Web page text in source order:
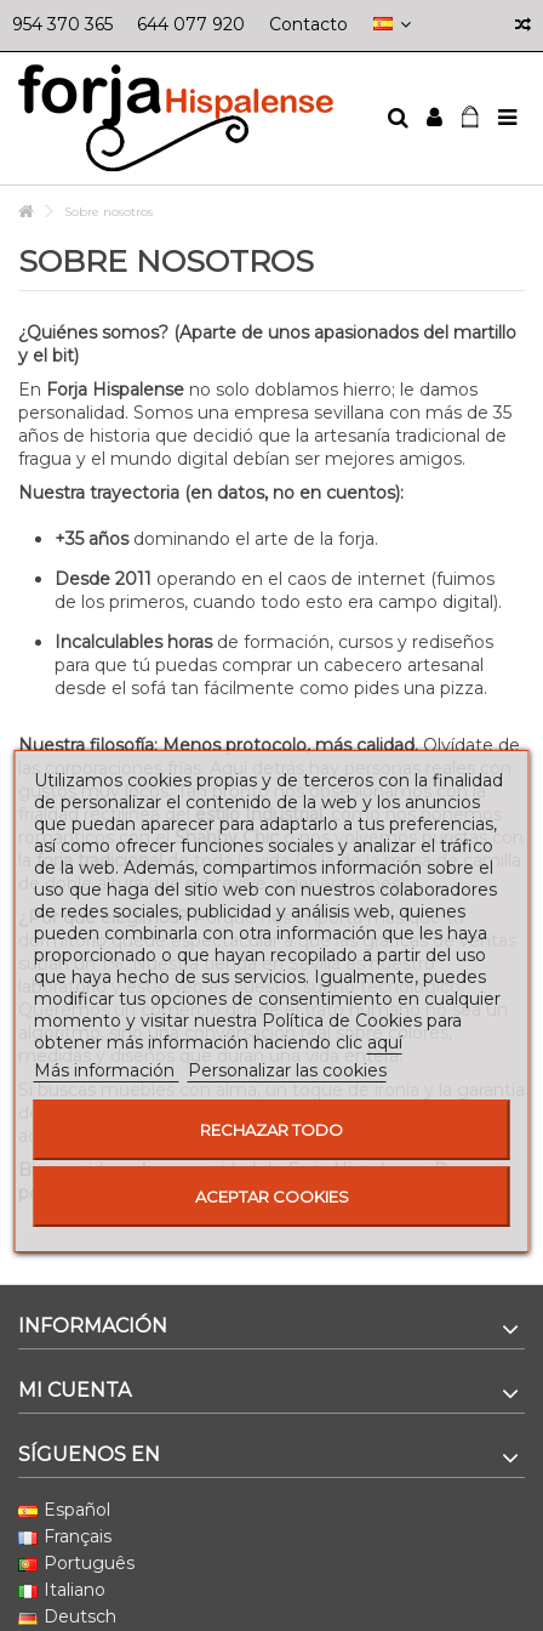
954 370 365 644 077 920 Contacto
Sobre nosotros
SOBRE NOSOTROS
¿Quiénes somos? (Aparte de unos apasionados del martillo
y el bit)
En Forja Hispalense no solo doblamos hierro; le damos
personalidad. Somos una empresa sevillana con más de 35
años de historia que decidió que la artesanía tradicional de
fragua y el mundo digital debían ser mejores amigos.
Nuestra trayectoria (en datos, no en cuentos):
+35 añosdominando el arte de la forja.
Desde 2011 operando en el caos de internet (fuimos
de los primeros, cuando todo esto era campo digital).
Incalculables horasde formación, cursos y rediseños
para que tú puedas comprar un cabecero artesanal
desde el sofá tan fácilmente como pides una pizza.
Nuestra filosofía: Menos protocolo, más calidad.Olvídate de
las corporaciones frías. Aquí detrás hay personas reales con
gustos muy locos. Tan pronto nos obsesionamos con la
frialdad rectilínea delestilo Industrial , como nos ponemos
románticos con elShabby Chico nos volvemos puristas con
laforja tradicionalde toda la vida (sí, la de la mesa de camilla
de doble altura que sobrevive a generaciones).
¿Por qué elegirnos?Porque nos importa más que tu
dormitorio quede espectacular a que las gráficas de ventas
suban un 1%. Nuestra tienda en Sevilla es nuestro
laboratorio y esta web es nuestro sueño tecnológico.
Queremos un comercio donde el trato humano no sea un
algoritmo, sino una conversación real sobre colores,
medidas y diseños que duran una vida entera.
Si buscas muebles con alma, un toque de ironía y la garantía
Bienvenidos a la comunidad de Forja Hispalense. Pasen y
pónganse cómodos (nuestras sillas aguantan lo que sea).
INFORMACIÓN
MI CUENTA
SÍGUENOS EN
Español
Français
Português
Italiano
Deutsch
Utilizamos cookies propias y de terceros con la finalidad
de personalizar el contenido de la web y los anuncios
que puedan aparecer para adaptarlo a tus preferencias,
así como ofrecer funciones sociales y analizar el tráfico
de la web. Además, compartimos información sobre el
uso que haga del sitio web con nuestros colaboradores
de redes sociales, publicidad y análisis web, quienes
pueden combinarla con otra información que les haya
proporcionado o que hayan recopilado a partir del uso
que haya hecho de sus servicios. Igualmente, puedes
modificar tus opciones de consentimiento en cualquier
momento y visitar nuestra Política de Cookies para
obtener más información haciendo clic aquí
Más información
Personalizar las cookies
RECHAZAR TODO
ACEPTAR COOKIES